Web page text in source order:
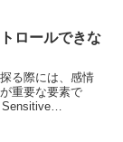
ロールできな
る際には、感情
重要な要素で